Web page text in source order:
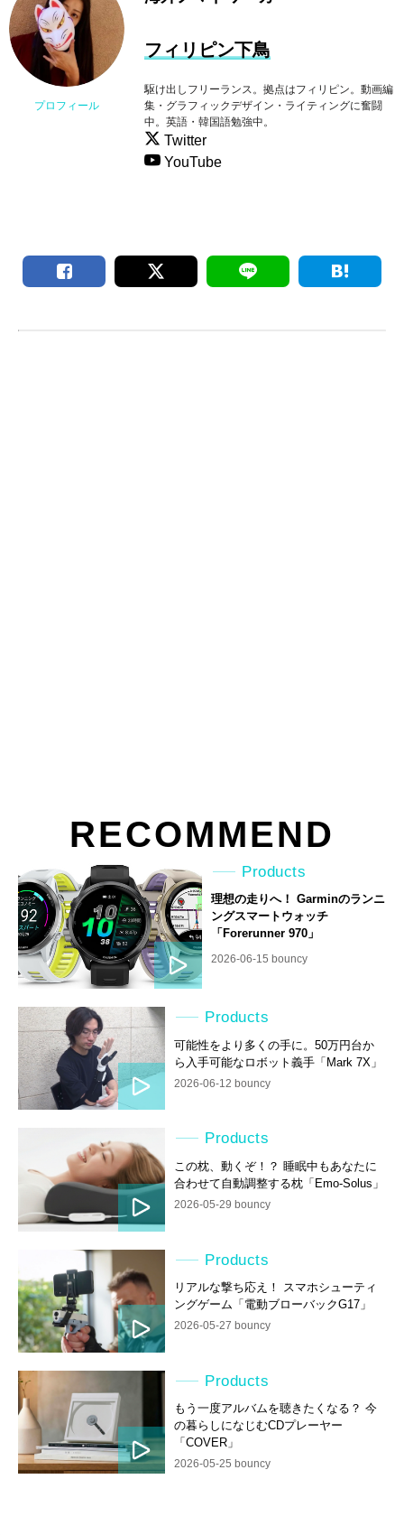
プロフィール
フィリピン下鳥
駆け出しフリーランス。拠点はフィリピン。動画編
集・グラフィックデザイン・ライティングに奮闘
中。英語・韓国語勉強中。
Twitter
YouTube
RECOMMEND
Products
理想の走りへ！ Garminのランニ
ングスマートウォッチ
「Forerunner 970」
2026-06-15 bouncy
Products
可能性をより多くの手に。50万円台か
ら入手可能なロボット義手「Mark 7X」
2026-06-12 bouncy
Products
この枕、動くぞ！？ 睡眠中もあなたに
合わせて自動調整する枕「Emo-Solus」
2026-05-29 bouncy
Products
リアルな撃ち応え！ スマホシューティ
ングゲーム「電動ブローバックG17」
2026-05-27 bouncy
Products
もう一度アルバムを聴きたくなる？ 今
の暮らしになじむCDプレーヤー
「COVER」
2026-05-25 bouncy